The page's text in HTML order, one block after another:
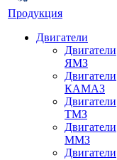
Продукция
Двигатели
Двигатели
ЯМЗ
Двигатели
КАМАЗ
Двигатели
ТМЗ
Двигатели
ММЗ
Двигатели